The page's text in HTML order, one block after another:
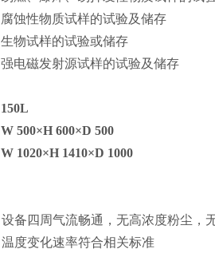
腐蚀性物质试样的试验及储存
生物试样的试验或储存
强电磁发射源试样的试验及储存
150L
W500×H600×D500
W 1020×H 1410×D 1000
设备四周气流畅通，无高浓度粉尘，
温度变化速率符合相关标准